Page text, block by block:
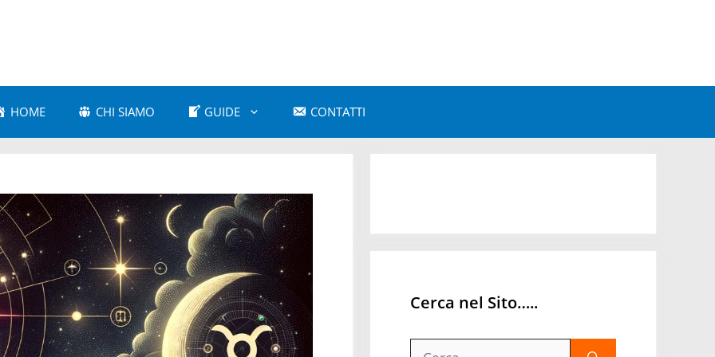
HOME CHI SIAMO GUIDE
Astrologia Moderna
Astrologia Vedica
CONTATTI
Cerca nel Sito…..